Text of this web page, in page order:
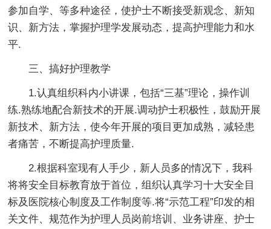
参加自学、等多种途径，使护士不断接受新观念、新知
识、新方法，掌握护理学发展动态，提高护理能力和水
平.
三、搞好护理教学
1.认真组织科内小讲课，包括“三基”理论，操作训
练.熟练地配合新技术的开展.调动护士积极性，鼓励开展
新技术、新方法，使今年开展的项目更加成熟，减轻患
者痛苦，不断提高护理质量.
2.根据科室现有人手少，新人员多的情况下，我科
将将安全目标教育放于首位，组织认真学习十大安全目
标及医院核心制度及工作制度等.将“示范工程”印发的相
关文件、规范作为护理人员岗前培训、业务讲座、护士